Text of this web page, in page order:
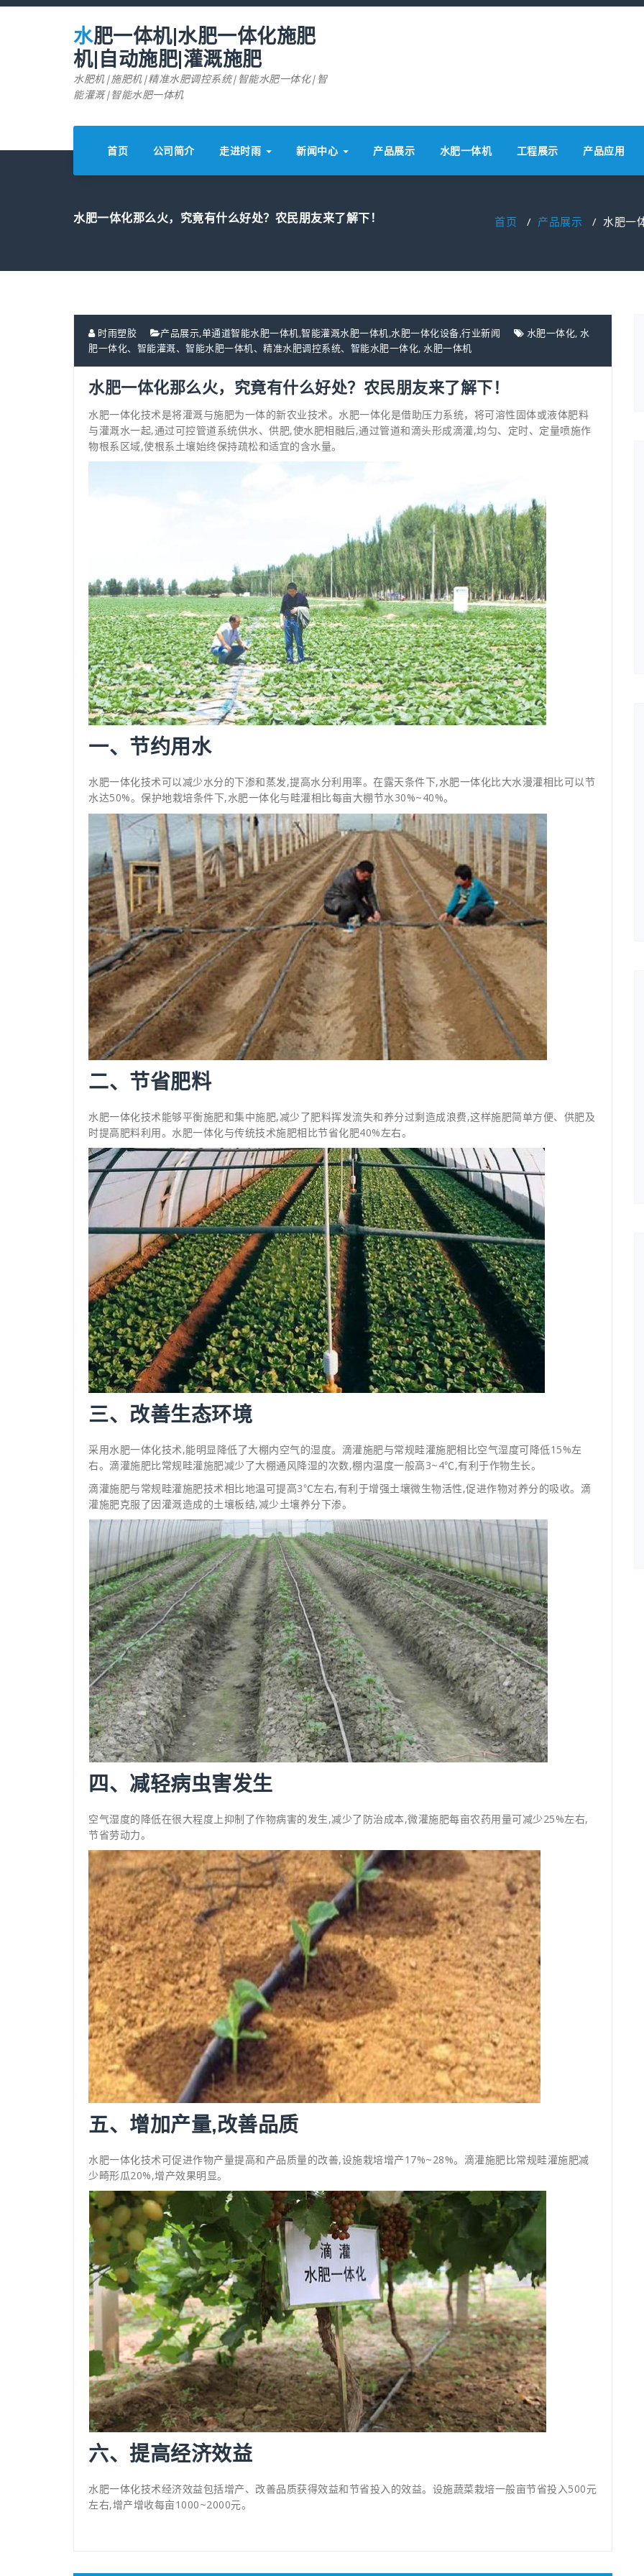
跳
水肥一体机|水肥一体化施肥
机|自动施肥|灌溉施肥
水肥机|施肥机|精准水肥调控系统|智能水肥一体化|智
能灌溉|智能水肥一体机
首页 公司简介 走进时雨 新闻中心 产品展示 水肥一体机 工程展示 产品应用
水肥一体化那么火，究竟有什么好处？农民朋友来了解下！ 首页 / 产品展示 / 水肥一
时雨塑胶 产品展示,单通道智能水肥一体机,智能灌溉水肥一体机,水肥一体化设备,行业新闻 水肥一体化, 水
肥一体化、智能灌溉、智能水肥一体机、精准水肥调控系统、智能水肥一体化, 水肥一体机
水肥一体化那么火，究竟有什么好处？农民朋友来了解下！
水肥一体化技术是将灌溉与施肥为一体的新农业技术。水肥一体化是借助压力系统，将可溶性固体或液体肥料
与灌溉水一起,通过可控管道系统供水、供肥,使水肥相融后,通过管道和滴头形成滴灌,均匀、定时、定量喷施作
物根系区域,使根系土壤始终保持疏松和适宜的含水量。
一、节约用水
水肥一体化技术可以减少水分的下渗和蒸发,提高水分利用率。在露天条件下,水肥一体化比大水漫灌相比可以节
水达50%。保护地栽培条件下,水肥一体化与畦灌相比每亩大棚节水30%~40%。
二、节省肥料
水肥一体化技术能够平衡施肥和集中施肥,减少了肥料挥发流失和养分过剩造成浪费,这样施肥简单方便、供肥及
时提高肥料利用。水肥一体化与传统技术施肥相比节省化肥40%左右。
三、改善生态环境
采用水肥一体化技术,能明显降低了大棚内空气的湿度。滴灌施肥与常规畦灌施肥相比空气湿度可降低15%左
右。滴灌施肥比常规畦灌施肥减少了大棚通风降湿的次数,棚内温度一般高3~4℃,有利于作物生长。
滴灌施肥与常规畦灌施肥技术相比地温可提高3℃左右,有利于增强土壤微生物活性,促进作物对养分的吸收。滴
灌施肥克服了因灌溉造成的土壤板结,减少土壤养分下渗。
四、减轻病虫害发生
空气湿度的降低在很大程度上抑制了作物病害的发生,减少了防治成本,微灌施肥每亩农药用量可减少25%左右,
节省劳动力。
五、增加产量,改善品质
水肥一体化技术可促进作物产量提高和产品质量的改善,设施栽培增产17%~28%。滴灌施肥比常规畦灌施肥减
少畸形瓜20%,增产效果明显。
六、提高经济效益
水肥一体化技术经济效益包括增产、改善品质获得效益和节省投入的效益。设施蔬菜栽培一般亩节省投入500元
左右,增产增收每亩1000~2000元。